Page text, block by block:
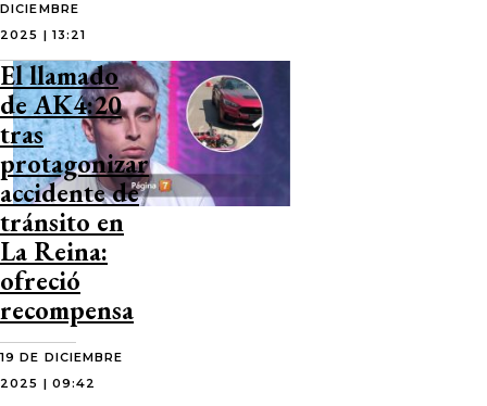
DICIEMBRE
2025 | 13:21
El llamado
de AK4:20
tras
protagonizar
accidente de
tránsito en
La Reina:
ofreció
recompensa
19 DE DICIEMBRE
2025 | 09:42